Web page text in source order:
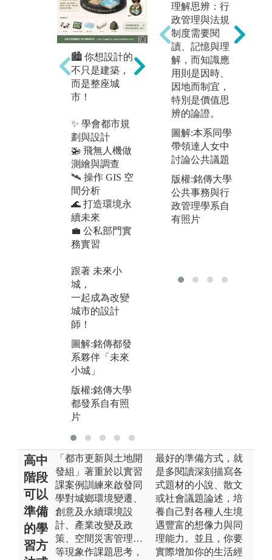
🏙️ 你想設計的
不只是建築，
而是整座城
市！
✨ 學會都市規
劃與設計
🚁 飛無人機做
測繪與調查
🛰️ 操作 GIS 空
間分析
🌊 打造環境永
續未來
💼 公私部門實
務實習
跟著 未來小
城，
一起成為改變
城市的設計
師！
圖解:銘傳都發
系夥伴「未來
小城」
版權:銘傳大學
都發系自有照
片
🌍 未來的城
市，需要的不
只是設計師，
更需要懂 科技
× AI × 永續 ×
才。
如果你希望未
來的工作，
不是被AI取
代，
而是善用AI改
理解思辨：行
政管理與法規
制度需要閱
讀、記憶與理
解，而知識應
用則是因時、
因地而制宜，
特別是價值思
辨的論證。
圖解:本系同學
帶領達人女中
討論公共議題
版權:銘傳大學
公共事務與行
政管理學系自
有照片
高中
階段
可以
準備
的學
習方
「都市更新與土地開
發組」著重於以實習
課案例訓練來啟發同
學對城鄉環境變遷、
創意及永續環境設
計、產業改變及政
策、空間災害管理…
等現象作課題思考，
最好的準備方式，就
是多閱讀深刻描寫各
式題材的小說、散文
或社會議題論述，培
養自己對各種人生境
遇豐富的想像力與同
理能力。並且，你要
實際增加你的生活經